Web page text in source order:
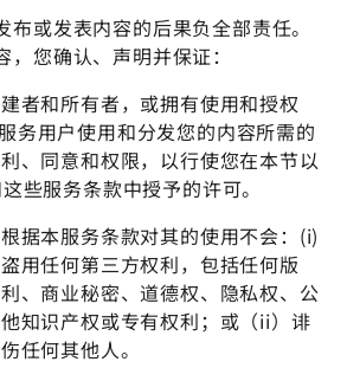
或发表内容的后果负全部责任。
您确认、声明并保证：
者和所有者，或拥有使用和授权
务用户使用和分发您的内容所需的
、同意和权限，以行使您在本节以
些服务条款中授予的许可。
据本服务条款对其的使用不会：(i)
用任何第三方权利，包括任何版
、商业秘密、道德权、隐私权、公
知识产权或专有权利；或（ii）诽
任何其他人。